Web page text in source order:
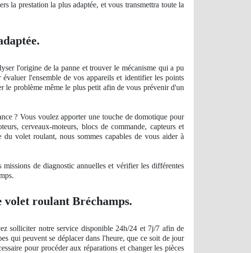
la prestation la plusadaptée, et vous transmettra toute la
l'origine de la panne et trouver le mécanisme qui a pu
évaluer l'ensemble de vos appareils et identifier les points
le problème même le plus petit afin de vous prévenir d'un
? Vous voulez apporter une touche de domotique pour
cerveaux-moteurs, blocs de commande, capteurs et
du volet roulant, nous sommes capables de vous aider à
missions de diagnosticannuelles et vérifier les différentes
volet roulant Bréchamps.
solliciter notre service disponible 24h/24 et 7j/7 afin de
qui peuvent se déplacer dans l'heure, que ce soit de jour
pour procéder aux réparations et changer les pièces